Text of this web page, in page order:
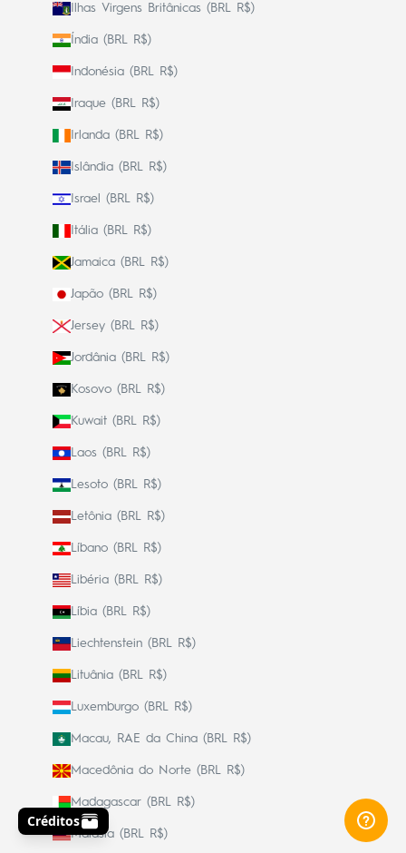
Ilhas Virgens Britânicas (BRL R$)
Índia (BRL R$)
Indonésia (BRL R$)
Iraque (BRL R$)
Irlanda (BRL R$)
Islândia (BRL R$)
Israel (BRL R$)
Itália (BRL R$)
Jamaica (BRL R$)
Japão (BRL R$)
Jersey (BRL R$)
Jordânia (BRL R$)
Kosovo (BRL R$)
Kuwait (BRL R$)
Laos (BRL R$)
Lesoto (BRL R$)
Letônia (BRL R$)
Líbano (BRL R$)
Libéria (BRL R$)
Líbia (BRL R$)
Liechtenstein (BRL R$)
Lituânia (BRL R$)
Luxemburgo (BRL R$)
Macau, RAE da China (BRL R$)
Macedônia do Norte (BRL R$)
Madagascar (BRL R$)
Malásia (BRL R$)